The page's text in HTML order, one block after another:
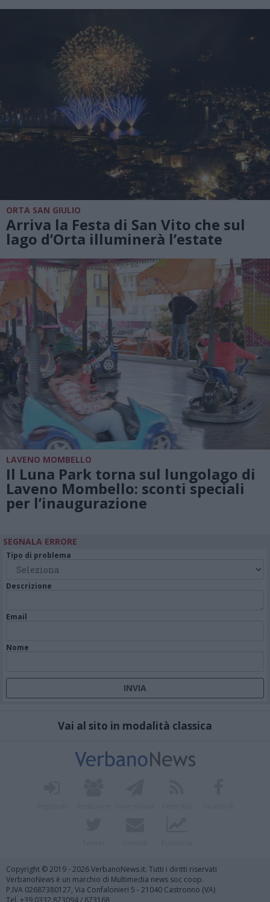
ORTA SAN GIULIO
Arriva la Festa di San Vito che sul
lago d’Orta illuminerà l’estate
LAVENO MOMBELLO
Il Luna Park torna sul lungolago di
Laveno Mombello: sconti speciali
per l’inaugurazione
SEGNALA ERRORE
Tipo di problema
Descrizione
Email
Nome
Vai al sito in modalità classica
Copyright © 2019 - 2026 VerbanoNews.it. Tutti i diritti riservati
VerbanoNews è un marchio di Multimedia news soc coop.
P.IVA 02687380127, Via Confalonieri 5 - 21040 Castronno (VA)